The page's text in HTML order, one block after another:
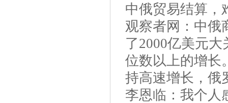
中俄贸易结算，
观察者网：中俄
了2000亿美元
位数以上的增长
持高速增长，俄
李恩临：我个人